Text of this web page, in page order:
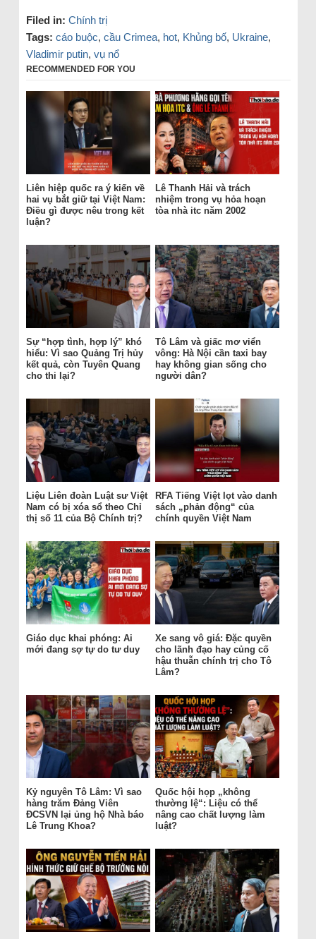
Filed in: Chính trị
Tags: cáo buộc, cầu Crimea, hot, Khủng bố, Ukraine,
Vladimir putin, vụ nổ
RECOMMENDED FOR YOU
Liên hiệp quốc ra ý kiến về
hai vụ bắt giữ tại Việt Nam:
Điều gì được nêu trong kết
luận?
Lê Thanh Hải và trách
nhiệm trong vụ hỏa hoạn
tòa nhà itc năm 2002
Sự “hợp tình, hợp lý” khó
hiểu: Vì sao Quảng Trị hủy
kết quả, còn Tuyên Quang
cho thi lại?
Tô Lâm và giấc mơ viển
vông: Hà Nội cần taxi bay
hay không gian sống cho
người dân?
Liệu Liên đoàn Luật sư Việt
Nam có bị xóa sổ theo Chỉ
thị số 11 của Bộ Chính trị?
RFA Tiếng Việt lọt vào danh
sách „phản động“ của
chính quyền Việt Nam
Giáo dục khai phóng: Ai
mới đang sợ tự do tư duy
Xe sang vô giá: Đặc quyền
cho lãnh đạo hay củng cố
hậu thuẫn chính trị cho Tô
Lâm?
Kỷ nguyên Tô Lâm: Vì sao
hàng trăm Đảng Viên
ĐCSVN lại ủng hộ Nhà báo
Lê Trung Khoa?
Quốc hội họp „không
thường lệ“: Liệu có thể
nâng cao chất lượng làm
luật?